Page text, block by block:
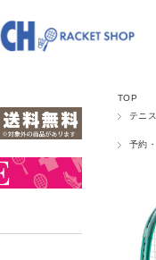
TOP
テニ
予約